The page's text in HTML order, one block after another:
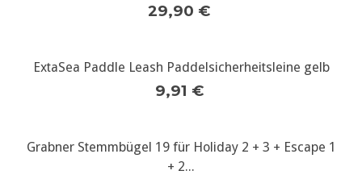
29,90 €
ExtaSea Paddle Leash Paddelsicherheitsleine gelb
9,91 €
Grabner Stemmbügel 19 für Holiday 2 + 3 + Escape 1
+ 2...